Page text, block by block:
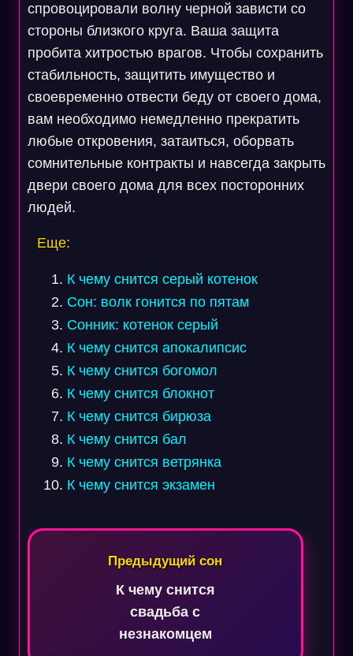
спровоцировали волну черной зависти со
стороны близкого круга. Ваша защита
пробита хитростью врагов. Чтобы сохранить
стабильность, защитить имущество и
своевременно отвести беду от своего дома,
вам необходимо немедленно прекратить
любые откровения, затаиться, оборвать
сомнительные контракты и навсегда закрыть
двери своего дома для всех посторонних
людей.
Еще:
К чему снится серый котенок
Сон: волк гонится по пятам
Сонник: котенок серый
К чему снится апокалипсис
К чему снится богомол
К чему снится блокнот
К чему снится бирюза
К чему снится бал
К чему снится ветрянка
К чему снится экзамен
Навигация
Предыдущий сон
К чему снится
свадьба с
незнакомцем